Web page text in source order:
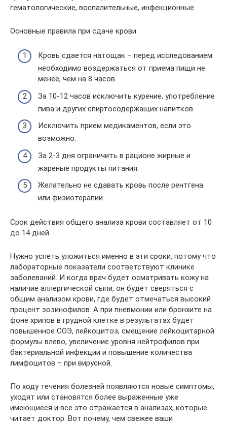
гематологические, воспалительные, инфекционные.
Основные правила при сдаче крови
Кровь сдается натощак – перед исследованием
необходимо воздержаться от приема пищи не
менее, чем на 8 часов.
За 10-12 часов исключить курение, употребление
пива и других спиртосодержащих напитков.
Исключить прием медикаментов, если это
возможно.
За 2-3 дня ограничить в рационе жирные и
жареные продукты питания.
Желательно не сдавать кровь после рентгена
или физиотерапии.
Срок действия общего анализа крови составляет от 10
до 14 дней.
Нужно успеть уложиться именно в эти сроки, потому что
лабораторные показатели соответствуют клинике
заболеваний. И когда врач будет осматривать кожу на
наличие аллергической сыпи, он будет сверяться с
общим анализом крови, где будет отмечаться высокий
процент эозинофилов. А при пневмонии или бронхите на
фоне хрипов в грудной клетке в результатах будет
повышенное СОЭ, лейкоцитоз, смещение лейкоцитарной
формулы влево, увеличение уровня нейтрофилов при
бактериальной инфекции и повышение количества
лимфоцитов – при вирусной.
По ходу течения болезней появляются новые симптомы,
уходят или становятся более выраженные уже
имеющиеся и все это отражается в анализах, которые
читает доктор. Вот почему, чем свежее ваши